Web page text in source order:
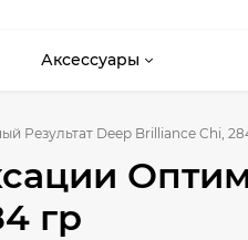
Аксессуары
Результат Deep Brilliance Chi,
гр